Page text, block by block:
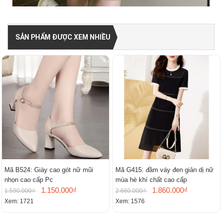
SẢN PHẨM ĐƯỢC XEM NHIỀU
Mã B524: Giày cao gót nữ mũi
nhọn cao cấp Pc
1.590.000₫ 1.150.000₫
Xem: 1721
Mã G415: đầm váy đen giản dị nữ
mùa hè khí chất cao cấp
2.660.000₫ 1.860.000₫
Xem: 1576